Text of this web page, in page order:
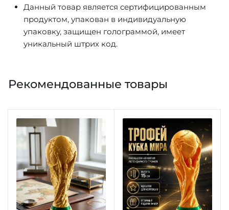
Данный товар является сертифицированным
продуктом, упакован в индивидуальную
упаковку, защищен голограммой, имеет
уникальный штрих код.
Рекомендованные товары